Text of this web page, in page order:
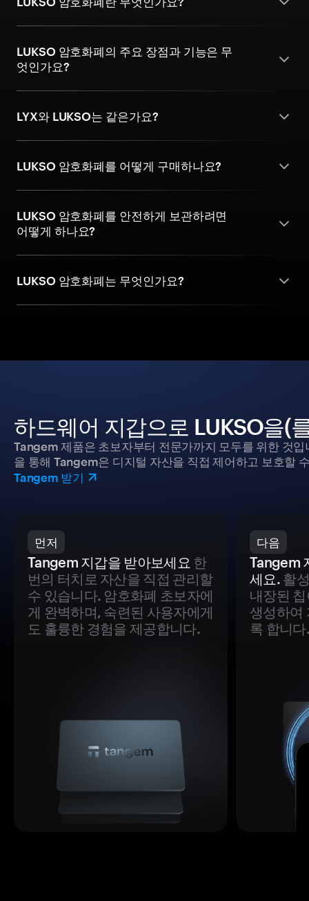
LUKSO 암호화폐의 주요 장점과 기능은 무
엇인가요?
LYX와 LUKSO는 같은가요?
LUKSO 암호화폐를 어떻게 구매하나요?
LUKSO 암호화폐를 안전하게 보관하려면
어떻게 하나요?
LUKSO 암호화폐는 무엇인가요?
하드웨어 지갑으로 LUKSO을(
Tangem 제품은 초보자부터 전문가까지 모두를 위한 것
을 통해 Tangem은 디지털 자산을 직접 제어하고 보호할
Tangem 받기
먼저
Tangem 지갑을 받아보세요 한
번의 터치로 자산을 직접 관리할
수 있습니다. 암호화폐 초보자에
게 완벽하며, 숙련된 사용자에게
도 훌륭한 경험을 제공합니다.
다음
Tangem
세요.활
내장된
생성하여
록 합니다.